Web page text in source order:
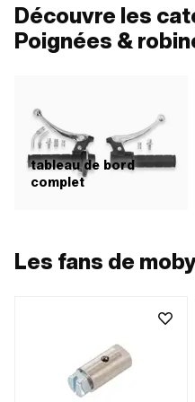
Découvre les
Poignées &
tableau de bord
complet
Les fans de